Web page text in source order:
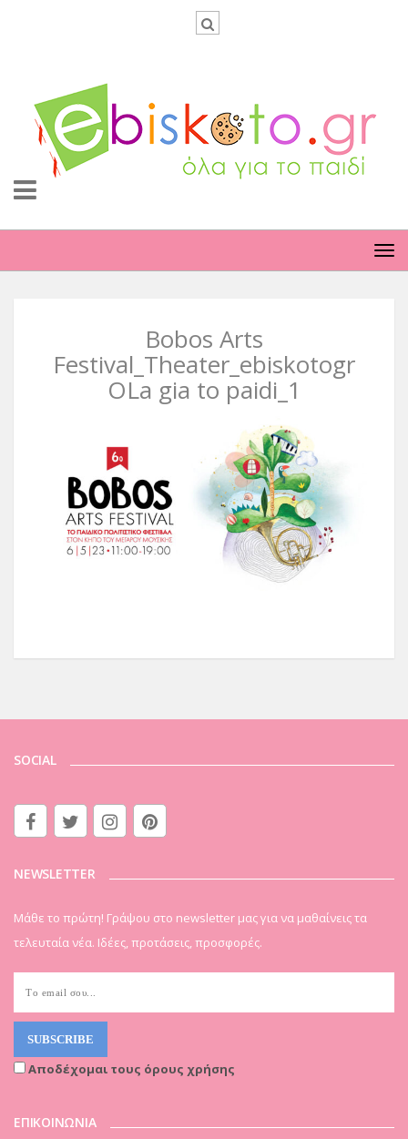
Bobos Arts
Festival_Theater_ebiskotogr
OLa gia to paidi_1
SOCIAL
NEWSLETTER
Μάθε το πρώτη! Γράψου στο newsletter μας για να μαθαίνεις τα
τελευταία νέα. Ιδέες, προτάσεις, προσφορές.
Αποδέχομαι τους όρους χρήσης
ΕΠΙΚΟΙΝΩΝΙΑ